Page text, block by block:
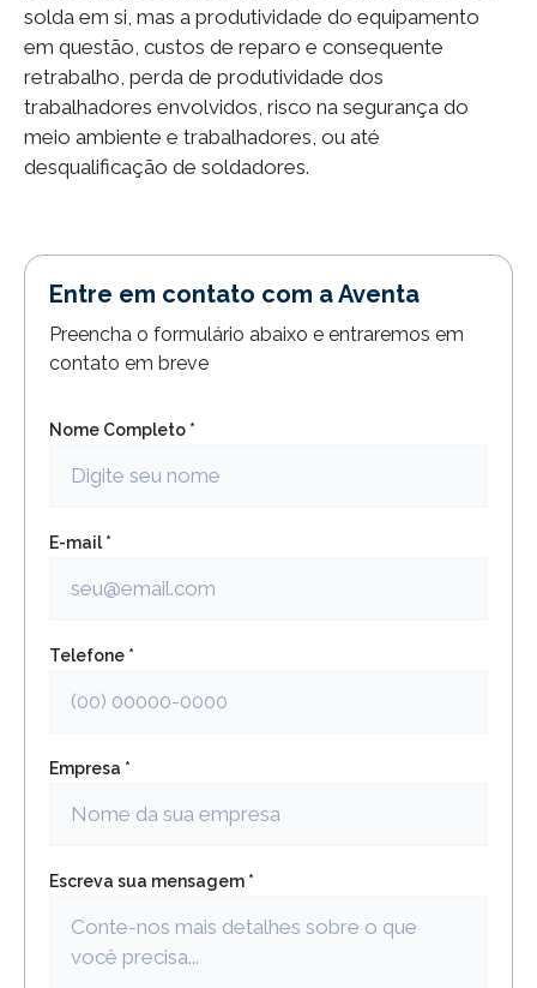
solda em si, mas a produtividade do equipamento
em questão, custos de reparo e consequente
retrabalho, perda de produtividade dos
trabalhadores envolvidos, risco na segurança do
meio ambiente e trabalhadores, ou até
desqualificação de soldadores.
Entre em contato com a Aventa
Preencha o formulário abaixo e entraremos em
contato em breve
Nome Completo *
E-mail *
Telefone *
Empresa *
Escreva sua mensagem *